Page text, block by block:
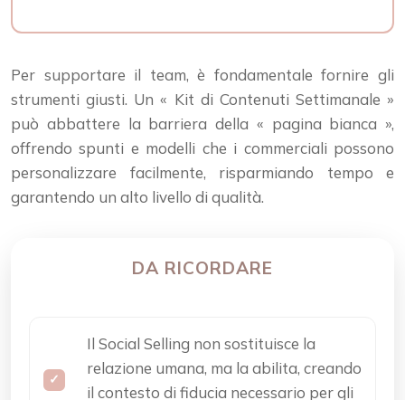
Per supportare il team, è fondamentale fornire gli
strumenti giusti. Un « Kit di Contenuti Settimanale »
può abbattere la barriera della « pagina bianca »,
offrendo spunti e modelli che i commerciali possono
personalizzare facilmente, risparmiando tempo e
garantendo un alto livello di qualità.
DA RICORDARE
Il Social Selling non sostituisce la
relazione umana, ma la abilita, creando
il contesto di fiducia necessario per gli